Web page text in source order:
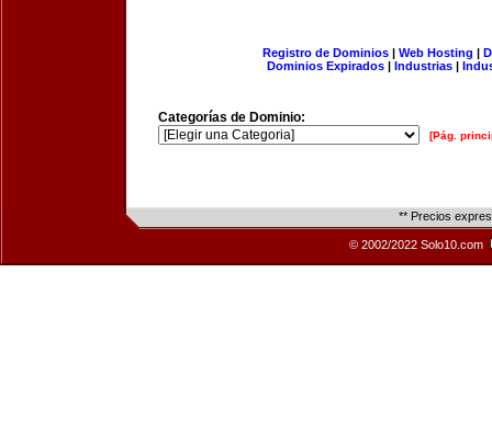
Registro de Dominios| Web Hosting |
Dominios Expirados | Industrias |
Categorías de Dominio:
[Pág.
** Precios
© 2002/2022 Solo10.com